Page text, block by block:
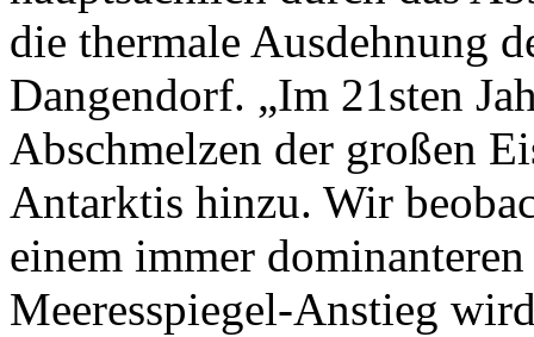
die thermale Ausdehnung
Dangendorf. „Im 21sten
Abschmelzen der großen
Antarktis hinzu. Wir
einem immer
Meeresspiegel-Anstieg